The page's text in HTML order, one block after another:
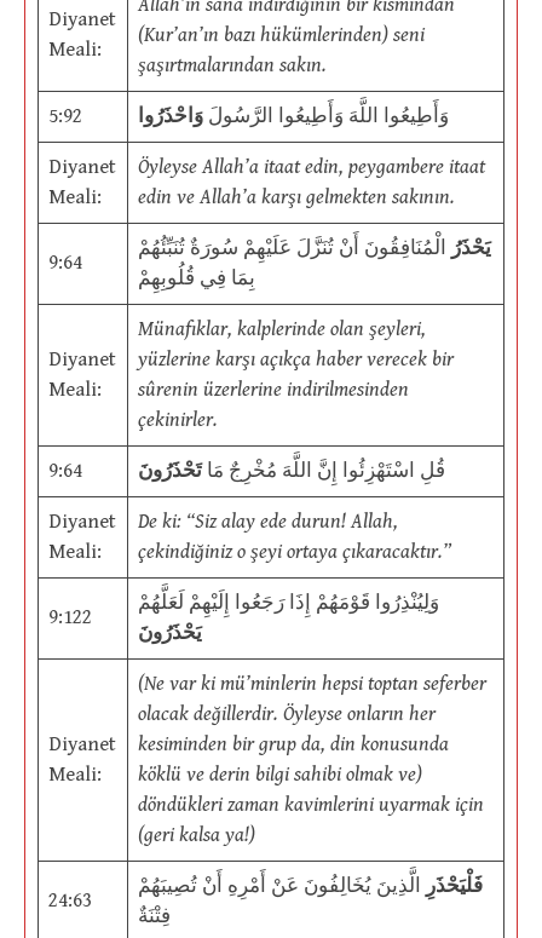
Diyanet
Meali:
Allah’ın sana indirdiğinin bir kısmından
(Kur’an’ın bazı hükümlerinden) seni
şaşırtmalarından sakın.
5:92 وَأَطِيعُوا اللَّهَ وَأَطِيعُوا الرَّسُولَ وَاحْذَرُوا
Diyanet
Meali:
Öyleyse Allah’a itaat edin, peygambere itaat
edin ve Allah’a karşı gelmekten sakının.
9:64
يَحْذَرُ الْمُنَافِقُونَ أَنْ تُنَزَّلَ عَلَيْهِمْ سُورَةٌ تُنَبِّئُهُمْ
بِمَا فِي قُلُوبِهِمْ
Diyanet
Meali:
Münafıklar, kalplerinde olan şeyleri,
yüzlerine karşı açıkça haber verecek bir
sûrenin üzerlerine indirilmesinden
çekinirler.
9:64 قُلِ اسْتَهْزِئُوا إِنَّ اللَّهَ مُخْرِجٌ مَاتَحْذَرُونَ
Diyanet
Meali:
De ki: “Siz alay ede durun! Allah,
çekindiğiniz o şeyi ortaya çıkaracaktır.”
9:122
وَلِيُنْذِرُوا قَوْمَهُمْ إِذَا رَجَعُوا إِلَيْهِمْ لَعَلَّهُمْ
يَحْذَرُونَ
Diyanet
Meali:
(Ne var ki mü’minlerin hepsi toptan seferber
olacak değillerdir. Öyleyse onların her
kesiminden bir grup da, din konusunda
köklü ve derin bilgi sahibi olmak ve)
döndükleri zaman kavimlerini uyarmak için
(geri kalsa ya!)
24:63
فَلْيَحْذَرِ الَّذِينَ يُخَالِفُونَ عَنْ أَمْرِهِ أَنْ تُصِيبَهُمْ
فِتْنَةٌ